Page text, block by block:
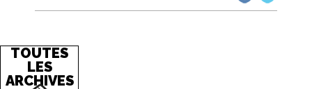
TOUTES
LES
ARCHIVES